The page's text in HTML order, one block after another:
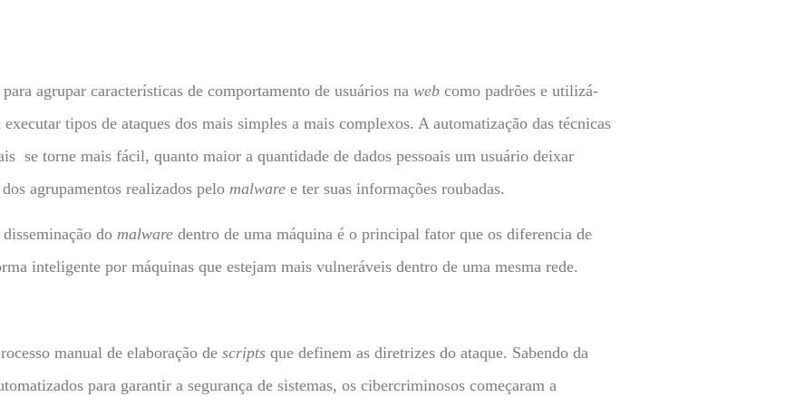
agrupar características de comportamento de usuários na web como padrões e utilizá-
tipos de ataques dos mais simples a mais complexos. A automatização das técnicas
se torne mais fácil, quanto maior a quantidade de dados pessoais um usuário deixar
agrupamentos realizados pelo malware e ter suas informações roubadas.
do malware dentro de uma máquina é o principal fator que os diferencia de
inteligente por máquinas que estejam mais vulneráveis dentro de uma mesma rede.
manual de elaboração de scripts que definem as diretrizes do ataque. Sabendo da
para garantir a segurança de sistemas, os cibercriminosos começaram a